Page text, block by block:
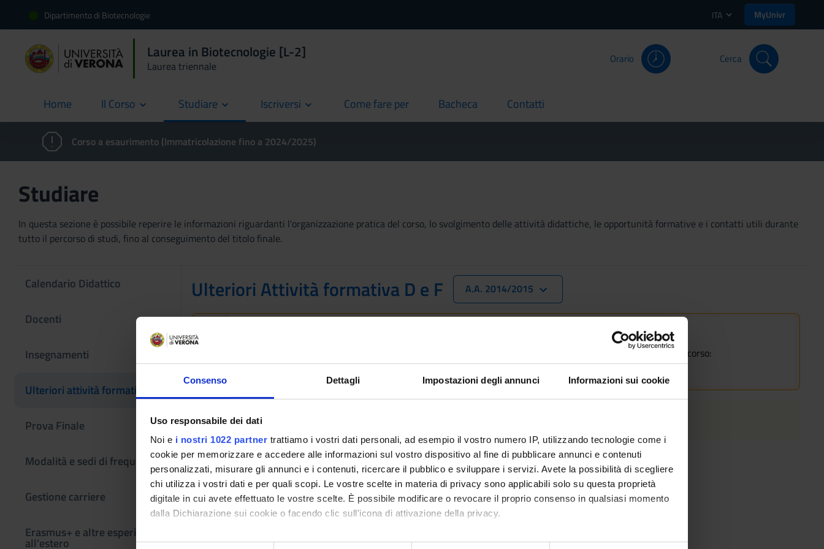
Consenso Dettagli Impostazioni degli annunci Informazioni sui cookie
Uso responsabile dei dati
Noi e i nostri 1022 partner trattiamo i vostri dati personali, ad esempio il vostro numero IP, utilizzando tecnologie come i
cookie per memorizzare e accedere alle informazioni sul vostro dispositivo al fine di pubblicare annunci e contenuti
personalizzati, misurare gli annunci e i contenuti, ricercare il pubblico e sviluppare i servizi. Avete la possibilità di scegliere
chi utilizza i vostri dati e per quali scopi. Le vostre scelte in materia di privacy sono applicabili solo su questa proprietà
digitale in cui avete effettuato le vostre scelte. È possibile modificare o revocare il proprio consenso in qualsiasi momento
dalla Dichiarazione sui cookie o facendo clic sull'icona di attivazione della privacy.
Con il tuo consenso, vorremmo anche:
Dipartimento di Biotecnologie ITA MyUnivr
Laurea in Biotecnologie [L-2]
Laurea triennale
Orario Cerca
Home
current Il Corso Studiare Iscriversi Come fare per
current Bacheca
current Contatti
current
Corso a esaurimento (Immatricolazione fino a 2024/2025)
Studiare
In questa sezione è possibile reperire le informazioni riguardanti l'organizzazione pratica del corso, lo svolgimento delle attività didattiche, le opportunità formative e i contatti utili durante
tutto il percorso di studi, fino al conseguimento del titolo finale.
Calendario Didattico
Docenti
Insegnamenti
Ulteriori attività formative
Prova Finale
Modalità e sedi di frequenza
Gestione carriere
Erasmus+ e altre esperienze
all’estero
Ulteriori Attività formativa D e F A.A. 2014/2015
Queste informazioni sono destinate esclusivamente agli studenti e alle studentesse già iscritti a questo corso.
Se sei un nuovo studente interessato all'immatricolazione, trovi le informazioni sul percorso di studi alla pagina del corso:
Laurea in Biotecnologie - Immatricolazione dal 2025/2026
Insegnamenti non ancora inseriti